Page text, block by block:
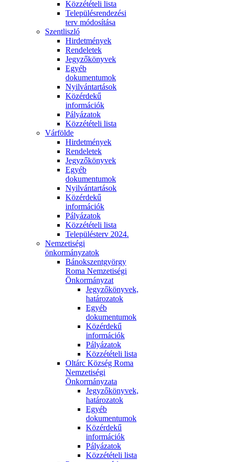
Közzétételi lista
Településrendezési
terv módosítása
Szentliszló
Hirdetmények
Rendeletek
Jegyzőkönyvek
Egyéb
dokumentumok
Nyilvántartások
Közérdekű
információk
Pályázatok
Közzétételi lista
Várfölde
Hirdetmények
Rendeletek
Jegyzőkönyvek
Egyéb
dokumentumok
Nyilvántartások
Közérdekű
információk
Pályázatok
Közzétételi lista
Településterv 2024.
Nemzetiségi
önkormányzatok
Bánokszentgyörgy
Roma Nemzetiségi
Önkormányzat
Jegyzőkönyvek,
határozatok
Egyéb
dokumentumok
Közérdekű
információk
Pályázatok
Közzétételi lista
Oltárc Község Roma
Nemzetiségi
Önkormányzata
Jegyzőkönyvek,
határozatok
Egyéb
dokumentumok
Közérdekű
információk
Pályázatok
Közzétételi lista